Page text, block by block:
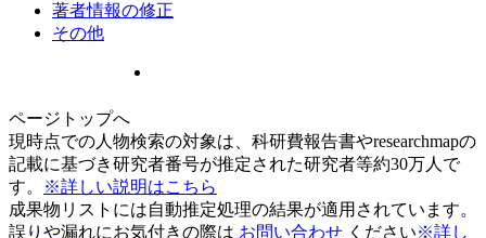
著者情報の修正
その他
ページトップへ
現時点での人物検索の対象は、科研費報告書やresearchmapの
記載に基づき研究者番号が推定された研究者等約30万人で
す。
※詳しい説明はこちら
成果物リストには自動推定処理の結果が適用されています。
誤りや漏れにお気付きの際は お問い合わせ ください※詳し